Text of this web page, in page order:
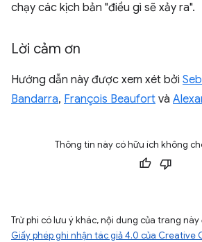
chạy các kịch bản "điều gì sẽ xảy ra".
Lời cảm ơn
Hướng dẫn này được xem xét bởi
Bandarra, François Beaufort và
Thông tin này có hữu ích không
Trừ phi có lưu ý khác, nội dung của trang
Giấy phép ghi nhận tác giả 4.0 của Creative